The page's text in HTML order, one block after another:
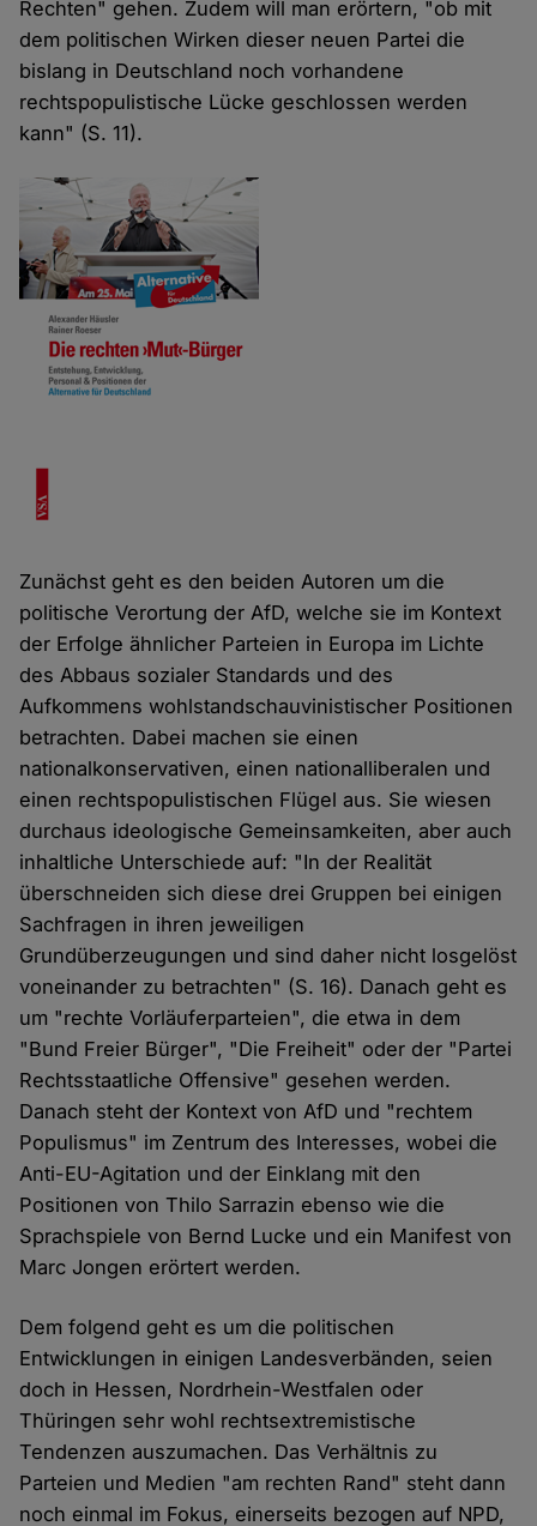
Rechten" gehen. Zudem will man erörtern, "ob mit
dem politischen Wirken dieser neuen Partei die
bislang in Deutschland noch vorhandene
rechtspopulistische Lücke geschlossen werden
kann" (S. 11).
Zunächst geht es den beiden Autoren um die
politische Verortung der AfD, welche sie im Kontext
der Erfolge ähnlicher Parteien in Europa im Lichte
des Abbaus sozialer Standards und des
Aufkommens wohlstandschauvinistischer Positionen
betrachten. Dabei machen sie einen
nationalkonservativen, einen nationalliberalen und
einen rechtspopulistischen Flügel aus. Sie wiesen
durchaus ideologische Gemeinsamkeiten, aber auch
inhaltliche Unterschiede auf: "In der Realität
überschneiden sich diese drei Gruppen bei einigen
Sachfragen in ihren jeweiligen
Grundüberzeugungen und sind daher nicht losgelöst
voneinander zu betrachten" (S. 16). Danach geht es
um "rechte Vorläuferparteien", die etwa in dem
"Bund Freier Bürger", "Die Freiheit" oder der "Partei
Rechtsstaatliche Offensive" gesehen werden.
Danach steht der Kontext von AfD und "rechtem
Populismus" im Zentrum des Interesses, wobei die
Anti-EU-Agitation und der Einklang mit den
Positionen von Thilo Sarrazin ebenso wie die
Sprachspiele von Bernd Lucke und ein Manifest von
Marc Jongen erörtert werden.
Dem folgend geht es um die politischen
Entwicklungen in einigen Landesverbänden, seien
doch in Hessen, Nordrhein-Westfalen oder
Thüringen sehr wohl rechtsextremistische
Tendenzen auszumachen. Das Verhältnis zu
Parteien und Medien "am rechten Rand" steht dann
noch einmal im Fokus, einerseits bezogen auf NPD,